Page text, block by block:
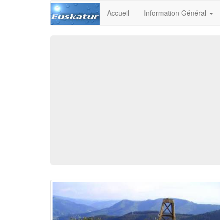
Accueil Information Général